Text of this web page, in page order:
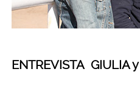
ENTREVISTA GIULIA y